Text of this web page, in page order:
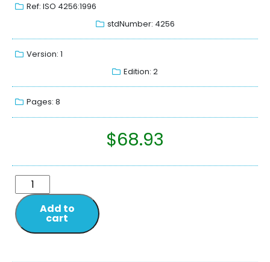
Ref: ISO 4256:1996
stdNumber: 4256
Version: 1
Edition: 2
Pages: 8
$68.93
Add to
cart